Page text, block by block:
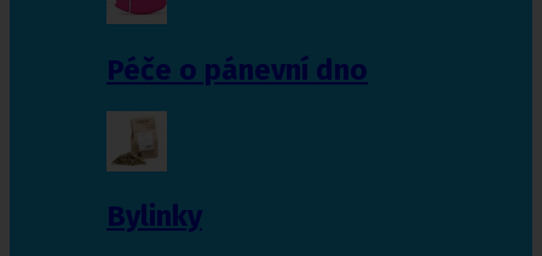
Péče o pánevní dno
Bylinky